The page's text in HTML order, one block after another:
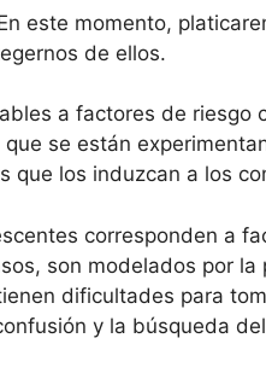
este momento,
de ellos.
a factores de riesgo
se están
que los induzcan a los
corresponden a
son modelados por
dificultades para
y la búsqueda